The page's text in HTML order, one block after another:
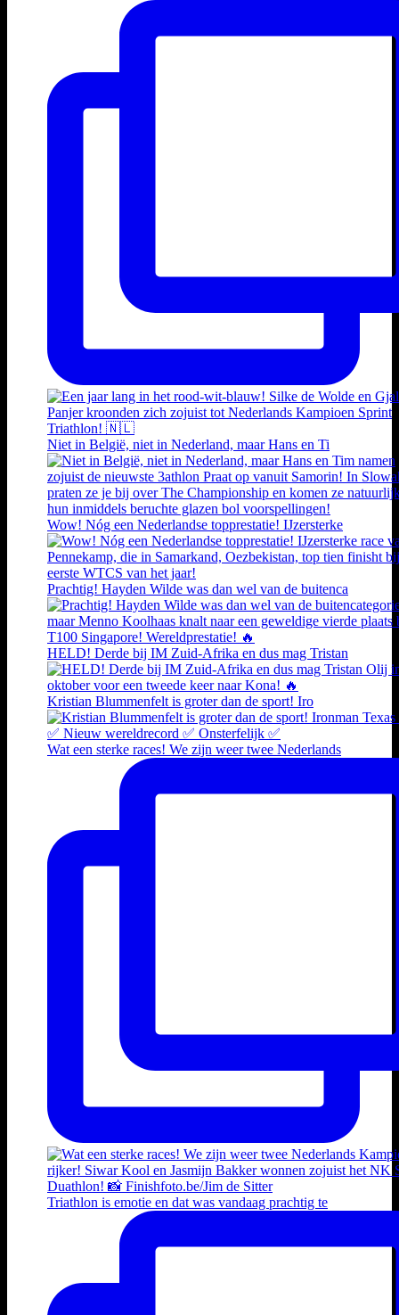
Niet in België, niet in Nederland, maar Hans en Ti
Wow! Nóg een Nederlandse topprestatie! IJzersterke
Prachtig! Hayden Wilde was dan wel van de buitenca
HELD! Derde bij IM Zuid-Afrika en dus mag Tristan
Kristian Blummenfelt is groter dan de sport! Iro
Wat een sterke races! We zijn weer twee Nederlands
Triathlon is emotie en dat was vandaag prachtig te